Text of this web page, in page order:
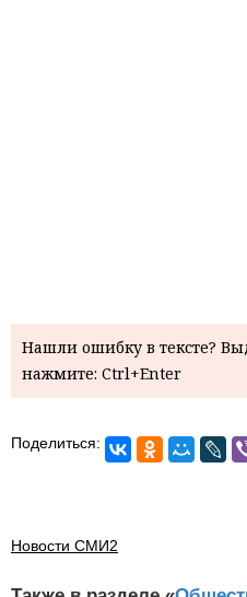
Нашли ошибку в тексте?
нажмите: Ctrl+Enter
Поделиться:
Новости СМИ2